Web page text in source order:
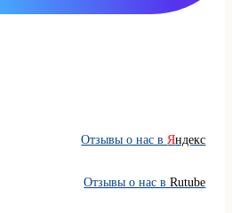
Отзывы о нас вЯндекс
Отзывы о нас вRutube